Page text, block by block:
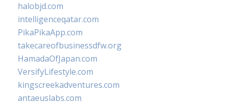
halobjd.com
intelligenceqatar.com
PikaPikaApp.com
takecareofbusinessdfw.org
HamadaOfJapan.com
VersifyLifestyle.com
kingscreekadventures.com
antaeuslabs.com